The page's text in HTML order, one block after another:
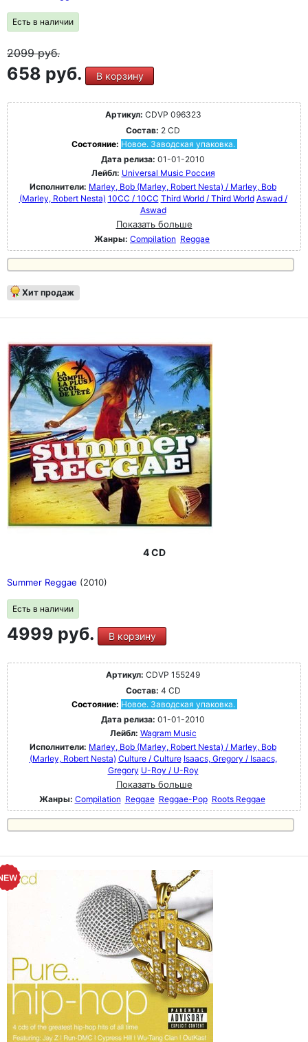
Есть в наличии
2099руб.
658 руб. В корзину
Артикул: CDVP 096323
Состав: 2 CD
Состояние: Новое. Заводская упаковка.
Дата релиза: 01-01-2010
Лейбл: Universal Music Россия
Исполнители: Marley, Bob (Marley, Robert Nesta) / Marley, Bob
(Marley, Robert Nesta) 10CC / 10CC Third World / Third World Aswad /
Aswad
Показать больше
Жанры: Compilation Reggae
Хит продаж
4 CD
Summer Reggae (2010)
Есть в наличии
4999 руб. В корзину
Артикул: CDVP 155249
Состав: 4 CD
Состояние: Новое. Заводская упаковка.
Дата релиза: 01-01-2010
Лейбл: Wagram Music
Исполнители: Marley, Bob (Marley, Robert Nesta) / Marley, Bob
(Marley, Robert Nesta) Culture / Culture Isaacs, Gregory / Isaacs,
Gregory U-Roy / U-Roy
Показать больше
Жанры: Compilation Reggae Reggae-Pop Roots Reggae